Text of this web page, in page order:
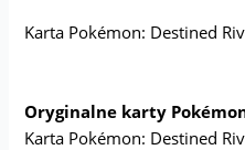
Karta Pokémon: Destined
Oryginalne karty
Karta Pokémon: Destined